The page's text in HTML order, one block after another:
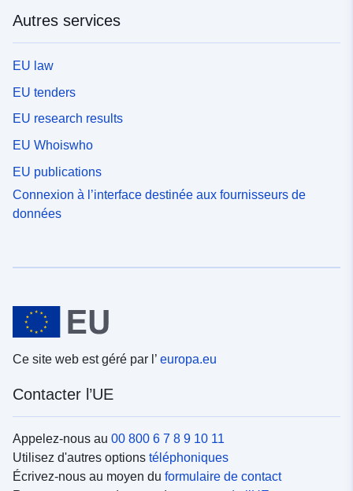
Autres services
EU law
EU tenders
EU research results
EU Whoiswho
EU publications
Connexion à l’interface destinée aux fournisseurs de
données
Ce site web est géré par l’ europa.eu
Contacter l’UE
Appelez-nous au 00 800 6 7 8 9 10 11
Utilisez d'autres options téléphoniques
Écrivez-nous au moyen du formulaire de contact